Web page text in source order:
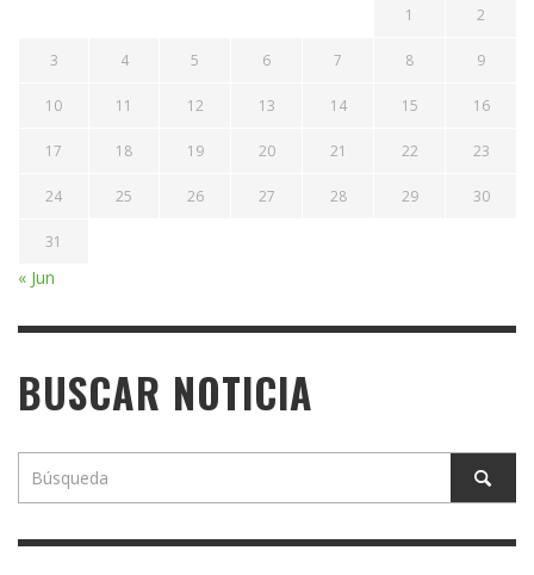
1 2
3 4 5 6 7 8 9
10 11 12 13 14 15 16
17 18 19 20 21 22 23
24 25 26 27 28 29 30
31
« Jun
BUSCAR NOTICIA